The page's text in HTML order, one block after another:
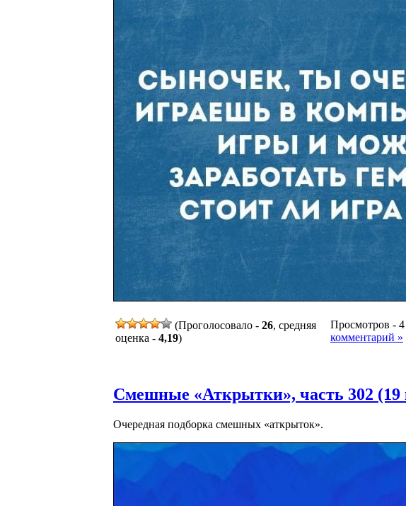
(Проголосовало - 26, средняя
оценка - 4,19)
Просмотров -
комментарий »
Смешные «Аткрытки», часть 302 (19
Очередная подборка смешных «аткрыток».